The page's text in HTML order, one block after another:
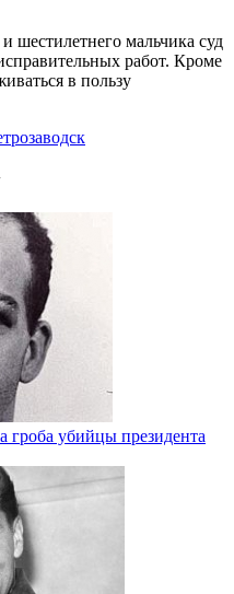
шестилетнего мальчика суд
работ. Кроме
в пользу
убийцы президента